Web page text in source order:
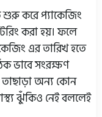
শুরু করে প্যাকেজিং
করা হয়। ফলে
এর তারিখ হতে
ভাবে সংরক্ষণ
তাছাড়া অন্য কোন
ঝুঁকিও নেই বললেই